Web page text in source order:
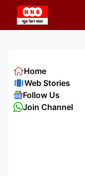
content
Home
Web Stories
Follow Us
Join Channel